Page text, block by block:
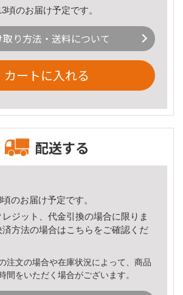
頃のお届け予定です。
取り方法・送料について
カートに入れる
配送する
のお届け予定です。
ジット、代金引換の場合に限りま
方法の場合はこちら をご確認くだ
注文の場合や在庫状況によって、商品
間をいただく場合がございます。